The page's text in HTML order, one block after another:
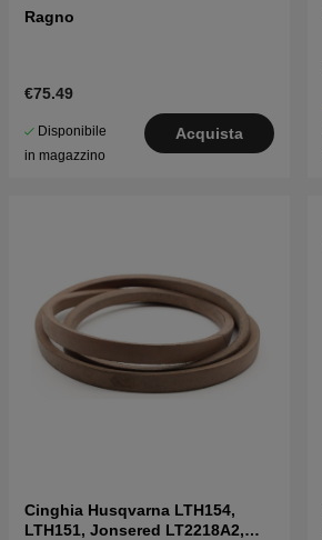
Ragno
€75.49
Disponibile
in magazzino
Acquista
Cinghia Husqvarna LTH154,
LTH151, Jonsered LT2218A2,